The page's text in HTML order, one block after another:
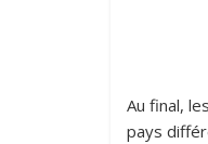
Au final,
pays